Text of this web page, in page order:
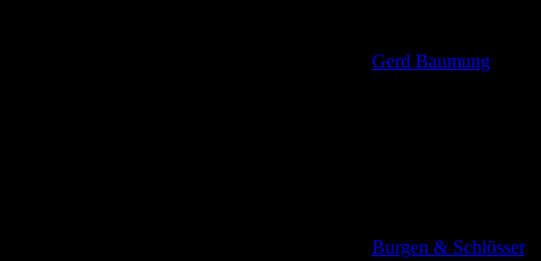
Gerd Baumung
Burgen & Schlösser,